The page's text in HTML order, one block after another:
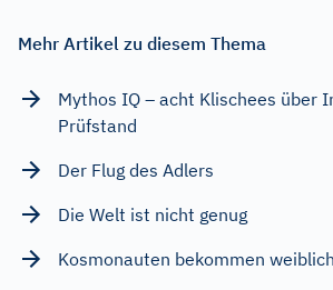
Mehr Artikel zu diesem Thema
Mythos IQ – acht Klischees über
Prüfstand
Der Flug des Adlers
Die Welt ist nicht genug
Kosmonauten bekommen